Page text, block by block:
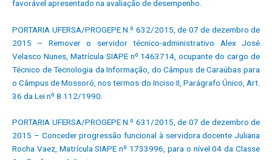
favorável apresentado na avaliação de desempenho.
PORTARIA UFERSA/PROGEPE N.º 632/2015, de 07 de dezembro de
2015 – Remover o servidor técnico-administrativo Alex José
Velasco Nunes, Matrícula SIAPE nº 1463714, ocupante do cargo de
Técnico de Tecnologia da Informação, do Câmpus de Caraúbas para
o Câmpus de Mossoró, nos termos do Inciso II, Parágrafo Único, Art.
36 da Lei nº 8.112/1990.
PORTARIA UFERSA/PROGEPE N.º 631/2015, de 07 de dezembro de
2015 – Conceder progressão funcional à servidora docente Juliana
Rocha Vaez, Matrícula SIAPE nº 1733996, para o nível 04 da Classe